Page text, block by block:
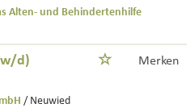
Alten- und Behindertenhilfe
d) Merken
/ Neuwied